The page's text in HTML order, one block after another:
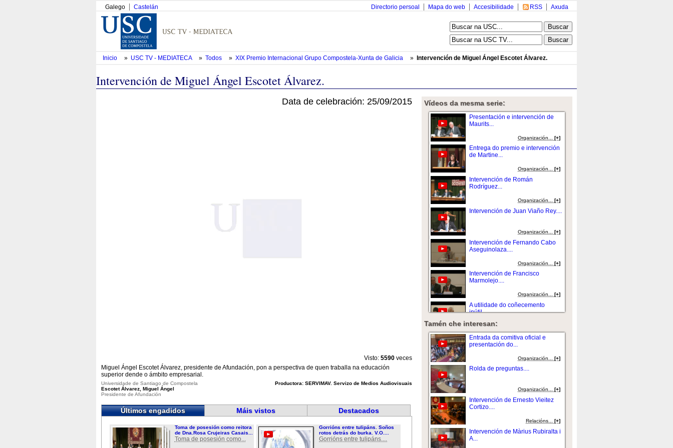
Galego Castelán Axuda
RSS
Accesibilidade
Mapa do web
Directorio persoal
Inicio » USC TV - MEDIATECA » Todos » XIX Premio Internacional Grupo Compostela-Xunta de Galicia » Intervención de Miguel Ángel Escotet Álvarez.
Intervención de Miguel Ángel Escotet Álvarez.
Data de celebración: 25/09/2015
Visto: 5590 veces
Miguel Ángel Escotet Álvarez, presidente de Afundación, pon a perspectiva de quen traballa na educación
superior dende o ámbito empresarial.
Productora: SERVIMAV. Servizo de Medios Audiovisuais
Universidade de Santiago de Compostela
Escotet Álvarez, Miguel Ángel
Presidente de Afundación
Últimos engadidos Máis vistos Destacados
Toma de posesión como reitora
de Dna.Rosa Crujeiras Casais...
Toma de posesión como...
Gorrións entre tulipáns. Soños
rotos detrás do burka. V.O....
Gorrións entre tulipáns....
Vídeos da mesma serie:
Presentación e intervención de
Maurits...
Organización...[+]
Entrega do premio e intervención
de Martine...
Organización... [+]
Intervención de Román
Rodríguez...
Organización...[+]
Intervención de Juan Viaño Rey....
Organización...[+]
Intervención de Fernando Cabo
Aseguinolaza....
Organización...[+]
Intervención de Francisco
Marmolejo....
Organización...[+]
A utilidade do coñecemento
inútil...
Intervención de Martine
Reicherts....
Organización...[+]
Entrega do premio e intervención
Organización...[+]
Intervención de Jean-Pierre
Bourguignon...
Organización...[+]
Intervención de Miguel Ángel
Escotet...
Tamén che interesan:
Entrada da comitiva oficial e
presentación do...
Organización...[+]
Rolda de preguntas....
Organización... [+]
Intervención de Ernesto Vieitez
Cortizo....
Relacións...[+]
Intervención de Màrius Rubiralta i
A...